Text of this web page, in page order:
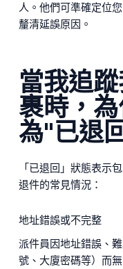
人。他們可準確定位
釐清延誤原因。
當我追
裹時，
為"已退
「已退回」狀態表示
退件的常見情況：
地址錯誤或不完整
派件員因地址錯誤、
號、大廈密碼等）而